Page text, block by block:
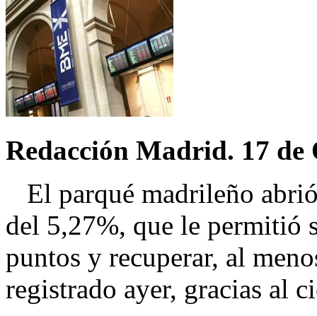
Redacción Madrid. 17 de
El parqué madrileño
del 5,27%, que le permitió
puntos y recuperar, al
registrado ayer, gracias al